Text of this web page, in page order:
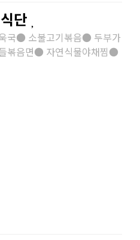
단
국● 소불고기볶음● 두부가
볶음면● 자연식물야채찜●